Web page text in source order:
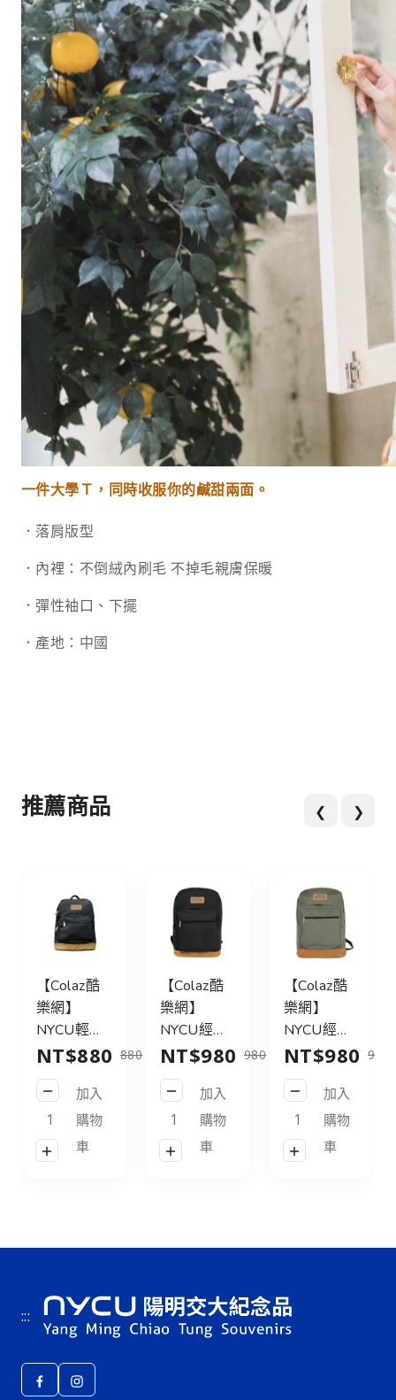
一件大學Ｔ，同時收服你的鹹甜兩面。
．落肩版型
．內裡：不倒絨內刷毛 不掉毛親膚保暖
．彈性袖口、下擺
．產地：中國
推薦商品 ❮ ❯
【Colaz酷
樂網】
NYCU輕旅
行後背包
21L_黑／
NYCU
Logo
Backpack
21L_Black
NT$880 880
加入
購物
車
【Colaz酷
樂網】
NYCU經典
後背包31L
皮標款_黑
／NYCU
Logo
Backpack
31L_Black
NT$980 980
加入
購物
車
【Colaz酷
樂網】
NYCU經典
後背包31L
皮標款_灰
綠／NYCU
Logo
Backpack
31L_Green
NT$980 980
加入
購物
車
:::